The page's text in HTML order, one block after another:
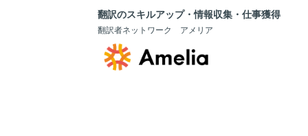
翻訳のスキルアップ・情報収集・仕事獲得
翻訳者ネットワーク アメリア